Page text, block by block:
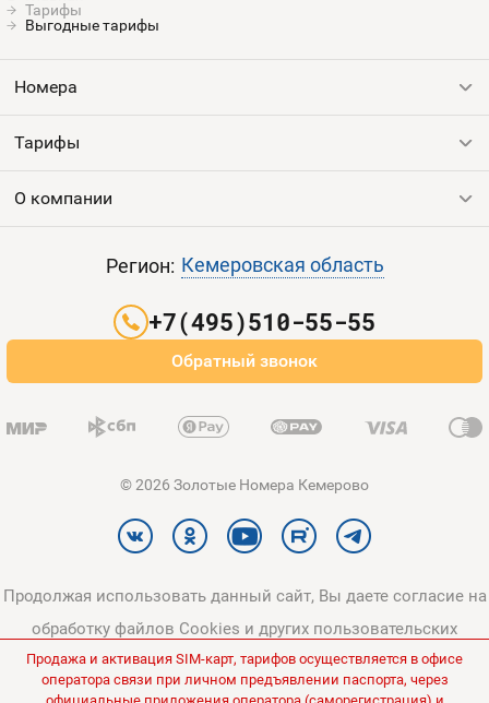
Тарифы
Выгодные тарифы
Номера
Все номера
Тарифы
Выгодные тарифы
О компании
Оплата и доставка
Регион: Кемеровская область
+7(495)510-55-55
Обратный звонок
© 2026 Золотые Номера Кемерово
Продолжая использовать данный сайт, Вы даете согласие на
обработку файлов Cookies и других пользовательских
данных, в соответствии сПолитикой конфиденциальности
Политикой в отношении обработки персональных данных
Продажа и активация SIM-карт, тарифов осуществляется в офисе
оператора связи при личном предъявлении паспорта, через